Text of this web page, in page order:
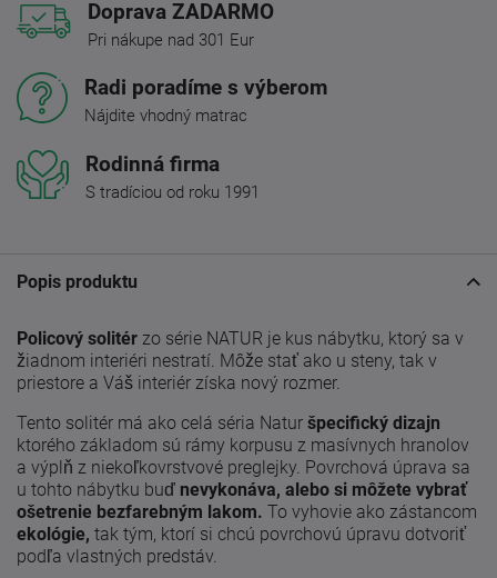
Doprava ZADARMO
Pri nákupe nad 301 Eur
Radi poradíme s výberom
Nájdite vhodný matrac
Rodinná firma
S tradíciou od roku 1991
Popis produktu
Policový solitér zo série NATUR je kus nábytku, ktorý sa v
žiadnom interiéri nestratí. Môže stať ako u steny, tak v
priestore a Váš interiér získa nový rozmer.
Tento solitér má ako celá séria Natur špecifický dizajn
ktorého základom sú rámy korpusu z masívnych hranolov
a výplň z niekoľkovrstvové preglejky. Povrchová úprava sa
u tohto nábytku buď nevykonáva, alebo si môžete vybrať
ošetrenie bezfarebným lakom. To vyhovie ako zástancom
ekológie, tak tým, ktorí si chcú povrchovú úpravu dotvoriť
podľa vlastných predstáv.